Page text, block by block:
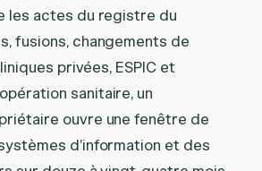
les actes du registre du
fusions, changements de
privées, ESPIC et
sanitaire, un
ouvre une fenêtre de
d’information et des